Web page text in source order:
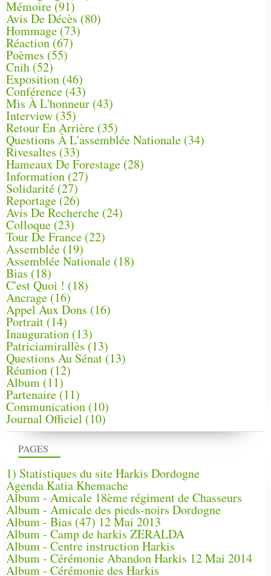
PAGES
1) Statistiques du site Harkis Dordogne
Agenda Katia Khemache
Album - Amicale 18ème régiment de Chasseurs
Album - Amicale des pieds-noirs Dordogne
Album - Bias (47) 12 Mai 2013
Album - Camp de harkis ZERALDA
Album - Centre instruction Harkis
Album - Cérémonie Abandon Harkis 12 Mai 2014
Album - Cérémonie des Harkis
Mémoire (91)
Avis De Décès (80)
Hommage (73)
Réaction(67)
Poèmes (55)
Cnih (52)
Exposition (46)
Conférence(43)
Mis À L'honneur (43)
Interview (35)
Retour En Arrière (35)
Questions À L'assemblée Nationale (34)
Rivesaltes (33)
Hameaux De Forestage (28)
Information (27)
Solidarité (27)
Reportage(26)
Avis De Recherche (24)
Colloque (23)
Tour De France (22)
Assemblée (19)
Assemblée Nationale (18)
Bias (18)
C'est Quoi ! (18)
Ancrage (16)
Appel Aux Dons (16)
Portrait (14)
Inauguration (13)
Patriciamirallès (13)
Questions Au Sénat(13)
Réunion (12)
Album (11)
Partenaire(11)
Communication (10)
Journal Officiel (10)